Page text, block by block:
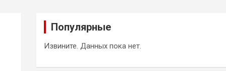
Популярные
Извините. Данных пока нет.